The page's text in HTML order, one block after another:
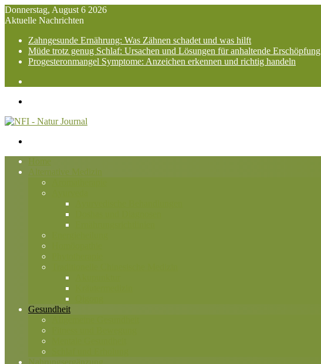
Donnerstag, August 6 2026
Aktuelle Nachrichten
Zahngesunde Ernährung: Was Zähnen schadet und was hilft
Müde trotz genug Schlaf: Ursachen und Lösungen für anhaltende Erschöpfung
Progesteronmangel Symptome: Anzeichen erkennen und richtig handeln
Home
Alternative Medizin
Gesundheit
Nahrungsergänzung